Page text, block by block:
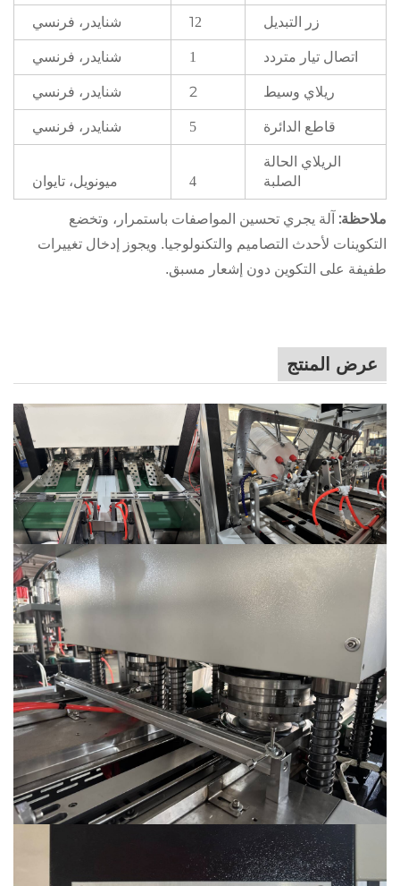
زر التبديل 12 شنايدر، فرنسي
اتصال تيار متردد 1 شنايدر، فرنسي
ريلاي وسيط 2 شنايدر، فرنسي
قاطع الدائرة 5 شنايدر، فرنسي
الريلاي الحالة
الصلبة
4 ميونويل، تايوان
ملاحظة: آلة يجري تحسين المواصفات باستمرار، وتخضع
التكوينات لأحدث التصاميم والتكنولوجيا. ويجوز إدخال تغييرات
طفيفة على التكوين دون إشعار مسبق.
عرض المنتج